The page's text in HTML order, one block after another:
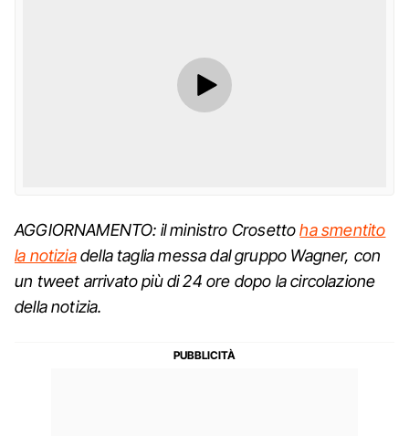
AGGIORNAMENTO: il ministro Crosettoha smentito
la notiziadella taglia messa dal gruppo Wagner, con
un tweet arrivato più di 24 ore dopo la circolazione
della notizia.